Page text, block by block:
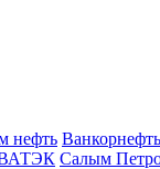
нефть Ванкорнефть
Салым